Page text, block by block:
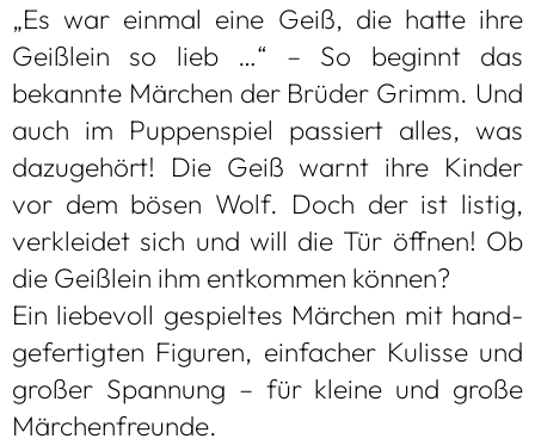
„Es war ein­mal eine Geiß, die hatte ihre
Geiß­lein so lieb …“ – So beginnt das
bekannte Mär­chen der Brü­der Grimm. Und
auch im Pup­pen­spiel pas­siert alles, was
dazu­ge­hört! Die Geiß warnt ihre Kin­der
vor dem bösen Wolf. Doch der ist lis­tig,
ver­klei­det sich und will die Tür öff­nen! Ob
die Geiß­lein ihm ent­kom­men kön­nen?
Ein lie­be­voll gespiel­tes Mär­chen mit hand­
ge­fer­tig­ten Figu­ren, ein­fa­cher Kulisse und
gro­ßer Span­nung – für kleine und große
Mär­chen­freunde.